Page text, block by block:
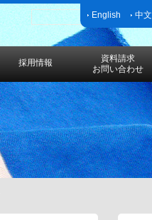
English 中文
採用情報
資料請求
お問い合わせ